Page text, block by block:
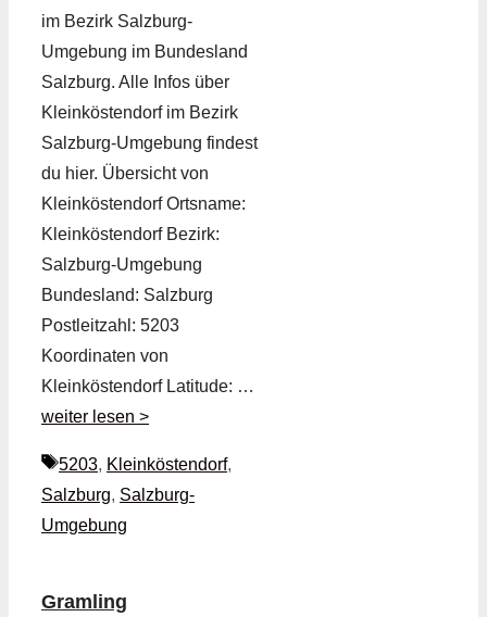
im Bezirk Salzburg-
Umgebung im Bundesland
Salzburg. Alle Infos über
Kleinköstendorf im Bezirk
Salzburg-Umgebung findest
du hier. Übersicht von
Kleinköstendorf Ortsname:
Kleinköstendorf Bezirk:
Salzburg-Umgebung
Bundesland: Salzburg
Postleitzahl: 5203
Koordinaten von
Kleinköstendorf Latitude: …
weiter lesen >
Schlagwörter
5203, Kleinköstendorf,
Salzburg, Salzburg-
Umgebung
Gramling